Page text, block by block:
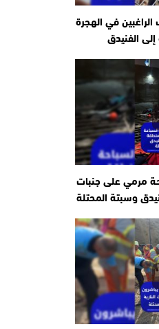
في الهجرة
الفنيدق
مرمي على جنبات
وسبتة المحتلة